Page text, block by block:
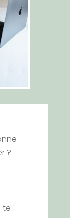
?
te